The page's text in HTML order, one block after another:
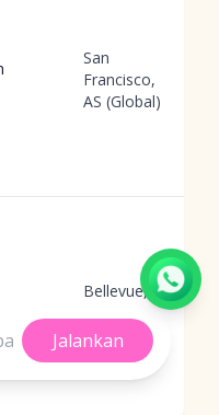
San
Francisco,
AS (Global)
Bellevue, AS
Jalankan